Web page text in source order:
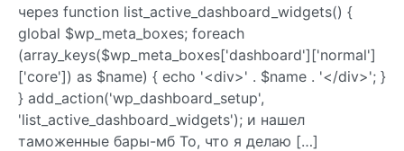
через function list_active_dashboard_widgets() {
global $wp_meta_boxes; foreach
(array_keys($wp_meta_boxes['dashboard']['normal']
['core']) as $name) { echo '<div>' . $name . '</div>'; }
} add_action('wp_dashboard_setup',
'list_active_dashboard_widgets'); и нашел
таможенные бары-мб То, что я делаю […]